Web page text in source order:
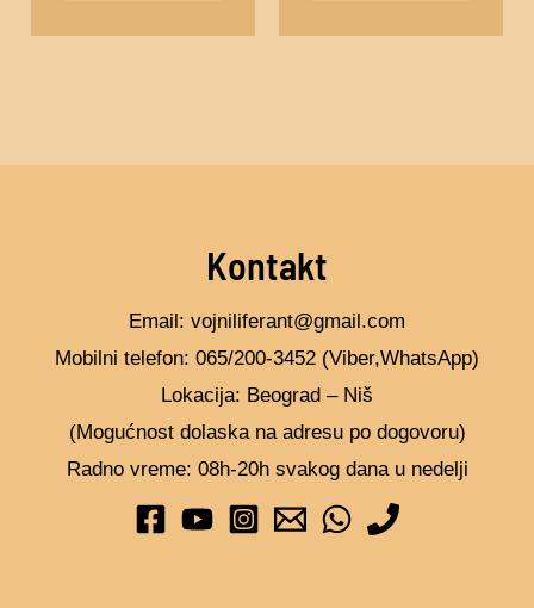
na
na
Kontakt
Email: vojniliferant@gmail.com
Mobilni telefon: 065/200-3452 (Viber,WhatsApp)
Lokacija: Beograd – Niš
(Mogućnost dolaska na adresu po dogovoru)
Radno vreme: 08h-20h svakog dana u nedelji